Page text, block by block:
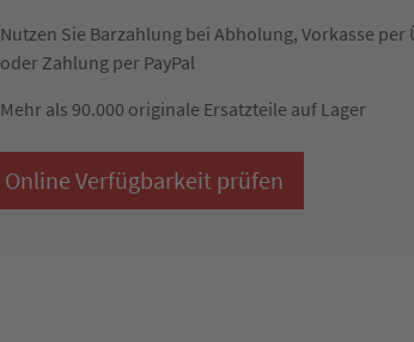
Nutzen Sie Barzahlung bei Abholung, Vorkasse per
oder Zahlung per PayPal
Mehr als 90.000 originale Ersatzteile auf Lager
Online Verfügbarkeit prüfen